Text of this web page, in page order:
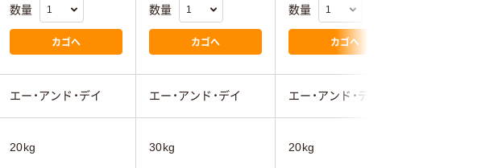
数量
カゴへ
数量
カゴへ
数量
カゴへ
エー・アンド・デイ エー・アンド・デイ エー・アンド・デイ
20kg 30kg 20kg